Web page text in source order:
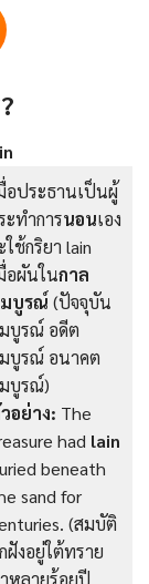
อประธานเป็นผู้
ะทำการนอนเอง
ใช้กริยา lain
อผันในกาล
บูรณ์ (ปัจจุบัน
บูรณ์ อดีต
บูรณ์ อนาคต
บูรณ์)
อย่าง: The
had lain
beneath
sand for
(สมบัติ
ฝังอยู่ใต้ทราย